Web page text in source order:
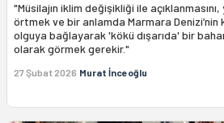
"Müsilajın iklim değişikliği ile açıklanmasını,
örtmek ve bir anlamda Marmara
olguya bağlayarak 'kökü dışarıda' bir
olarak görmek gerekir."
27 Şubat 2026 Murat İnceoğlu